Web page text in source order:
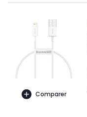
Comparer